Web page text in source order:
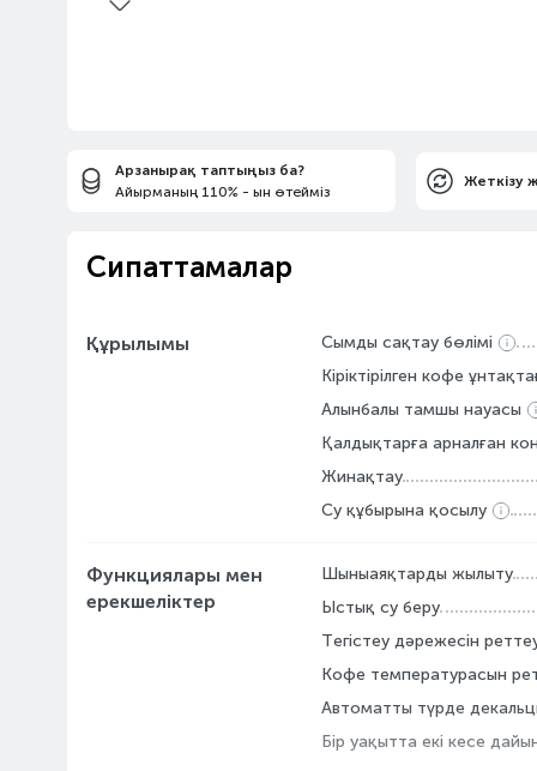
Арзанырақ таптыңыз ба?
Айырманың 110% - ын өтейміз
Жеткізу
Сипаттамалар
Құрылымы Сымды сақтау бөлімі
Кіріктірілген кофе
Алынбалы тамшы науасы
Қалдықтарға арналған
Жинақтау
Су құбырына қосылу
Функциялары мен
ерекшеліктер
Шыныаяқтарды жылыту
Ыстық су беру
Тегістеу дәрежесін
Кофе температурасын
Автоматты түрде
Бір уақытта екі кесе